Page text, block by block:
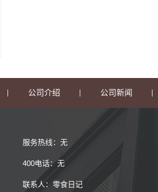
公司介绍 公司新闻
服务热线：无
400电话：无
联系人：零食日记